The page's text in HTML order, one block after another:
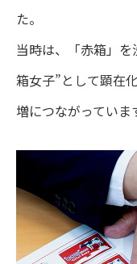
た。
当時は、「赤箱」
箱女子”として顕在
増につながっていま